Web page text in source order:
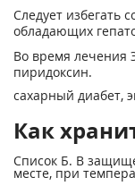
Следует избегать
обладающих
Во время лечения
пиридоксин.
сахарный диабет,
Как
Список Б. В
месте, при